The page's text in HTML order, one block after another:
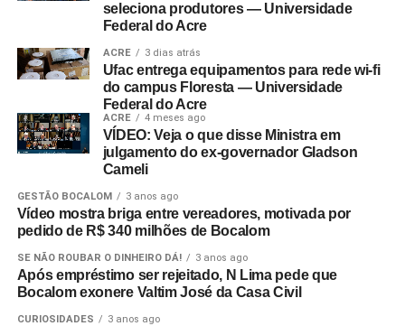
seleciona produtores — Universidade
Federal do Acre
ACRE 3 dias atrás
Ufac entrega equipamentos para rede wi-fi
do campus Floresta — Universidade
Federal do Acre
ACRE 4 meses ago
VÍDEO: Veja o que disse Ministra em
julgamento do ex-governador Gladson
Cameli
GESTÃO BOCALOM 3 anos ago
Vídeo mostra briga entre vereadores, motivada por
pedido de R$ 340 milhões de Bocalom
SE NÃO ROUBAR O DINHEIRO DÁ! 3 anos ago
Após empréstimo ser rejeitado, N Lima pede que
Bocalom exonere Valtim José da Casa Civil
CURIOSIDADES 3 anos ago